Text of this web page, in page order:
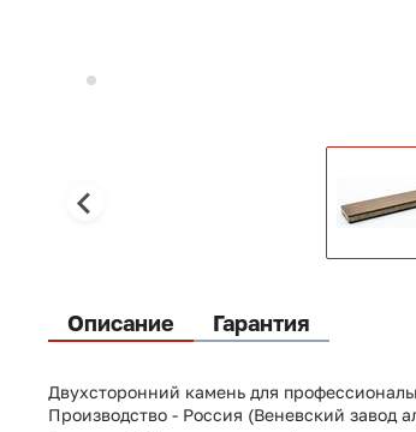
Описание Гарантия
Двухсторонний камень для
Производство - Россия (Веневский завод